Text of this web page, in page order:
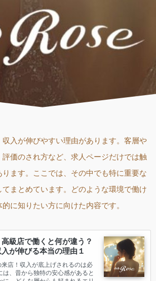
収入が伸びやすい理由があります。客層や
価のされ方など、求人ページだけでは触
ます。ここでは、その中でも特に重要な
まとめています。どのような環境で働け
に知りたい方に向けた内容です。